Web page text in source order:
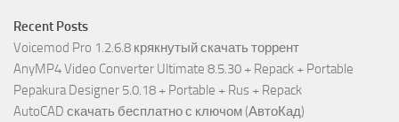
Recent Posts
Voicemod Pro 1.2.6.8 крякнутый скачать торрент
AnyMP4 Video Converter Ultimate 8.5.30 + Repack + Portable
Pepakura Designer 5.0.18 + Portable + Rus + Repack
AutoCAD скачать бесплатно с ключом (АвтоКад)